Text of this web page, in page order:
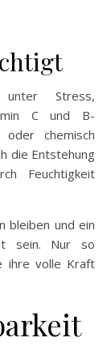
Stress,
C und B-
chemisch
die Entstehung
Feuchtigkeit
bleiben und ein
sein. Nur so
ihre volle Kraft